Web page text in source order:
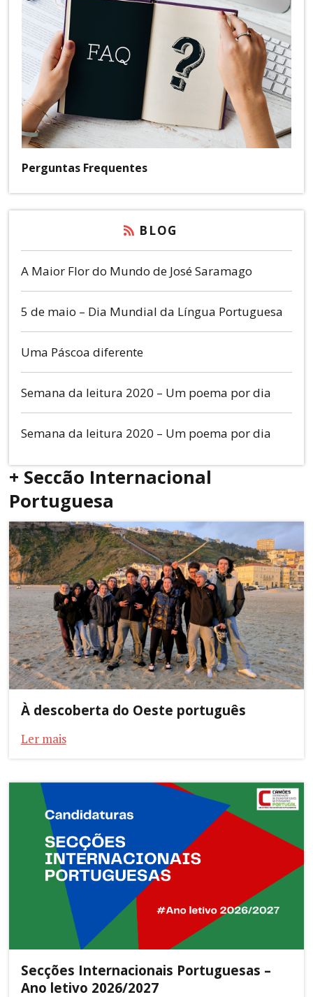
Perguntas Frequentes
BLOG
A Maior Flor do Mundo de José Saramago
5 de maio – Dia Mundial da Língua Portuguesa
Uma Páscoa diferente
Semana da leitura 2020 – Um poema por dia
Semana da leitura 2020 – Um poema por dia
+ Seccão Internacional
Portuguesa
À descoberta do Oeste português
Ler mais
Secções Internacionais Portuguesas –
Ano letivo 2026/2027